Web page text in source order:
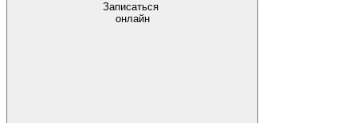
Записаться
онлайн